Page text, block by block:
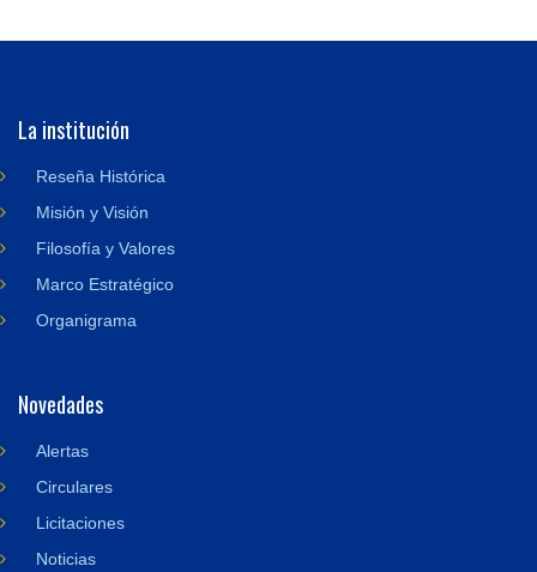
La institución
Reseña Histórica
Misión y Visión
Filosofía y Valores
Marco Estratégico
Organigrama
Novedades
Alertas
Circulares
Licitaciones
Noticias